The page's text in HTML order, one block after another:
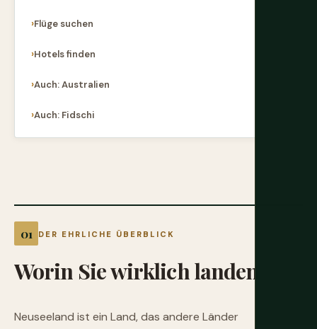
DER EHRLICHE ÜBERBLICK
Worin Siewirklichlanden
Neuseeland ist ein Land, das andere Länder
Flüge suchen
Hotels finden
Auch: Australien
Auch: Fidschi